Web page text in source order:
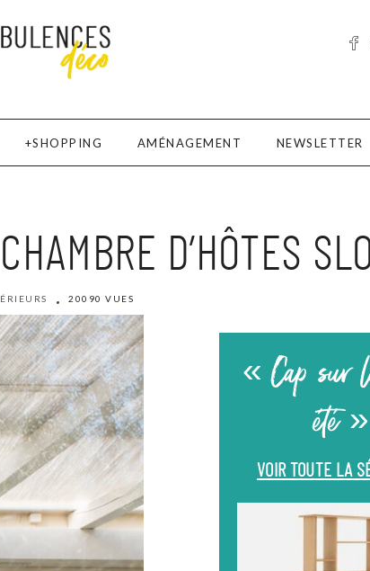
SHOPPING AMÉNAGEMENT NEWSLETTER
D’HÔTES
20090 VUES
« Cap sur
été »
VOIR TOUTE LA